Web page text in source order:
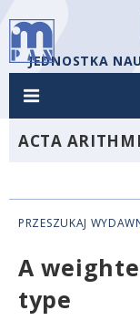
JEDNOSTKA
ACTA
PRZESZUKAJ
A
type